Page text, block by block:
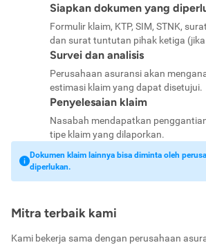
Siapkan dokumen yang
Formulir klaim, KTP, SIM, STNK,
dan surat tuntutan pihak ketiga (jika
Survei dan analisis
Perusahaan asuransi akan
estimasi klaim yang dapat disetujui.
Penyelesaian klaim
Nasabah mendapatkan
tipe klaim yang dilaporkan.
Dokumen klaim lainnya bisa diminta oleh
diperlukan.
Mitra terbaik kami
Kami bekerja sama dengan perusahaan